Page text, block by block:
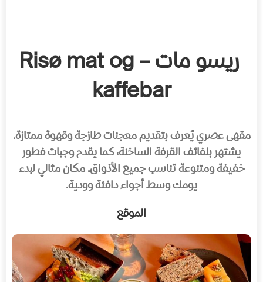
ريسو مات – Risø mat og
kaffebar
مقهى عصري يُعرف بتقديم معجنات طازجة وقهوة ممتازة.
يشتهر بلفائف القرفة الساخنة، كما يقدم وجبات فطور
خفيفة ومتنوعة تناسب جميع الأذواق. مكان مثالي لبدء
يومك وسط أجواء دافئة وودية.
الموقع